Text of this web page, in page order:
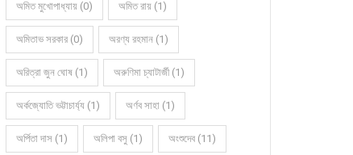
অমিত মুখোপাধ্যায় (0) অমিত রায় (1)
অমিতাভ সরকার (0) অরণ্য রহমান (1)
অরিত্রা জুন ঘোষ (1) অরুণিমা চ্যাটার্জী (1)
অর্কজ্যোতি ভট্টাচার্য্য (1) অর্ণব সাহা (1)
অর্পিতা দাস (1) অলিপা বসু (1) অংশুদেব (11)